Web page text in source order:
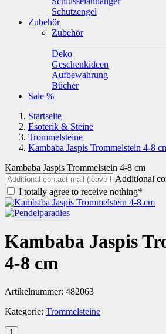
Schutzengel
Zubehör
Zubehör
Deko
Geschenkideen
Aufbewahrung
Bücher
Sale %
Startseite
Esoterik & Steine
Trommelsteine
Kambaba Jaspis Trommelstein 4-8
Kambaba Jaspis Trommelstein 4-8 cm
Additional
I totally agree to receive nothing*
Kambaba Jaspis
4-8 cm
Artikelnummer: 482063
Kategorie: Trommelsteine